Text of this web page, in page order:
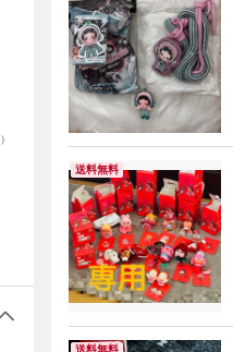
送料無料
送料無料
）